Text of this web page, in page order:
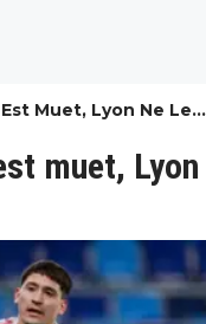
Muet, Lyon Ne Le
muet, Lyon